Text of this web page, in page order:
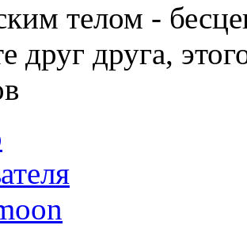
телом -
друг друга,